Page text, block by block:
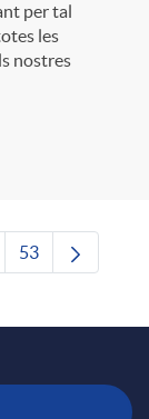
per tal
les
nostres
TAB per
intermèdies
Pàgina
53